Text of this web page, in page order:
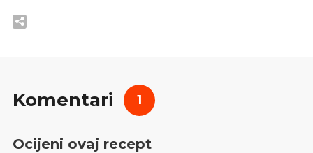
Komentari 1
Ocijeni ovaj recept